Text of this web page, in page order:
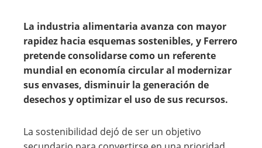
La industria alimentaria avanza con mayor
rapidez hacia esquemas sostenibles, y Ferrero
pretende consolidarse como un referente
mundial en economía circular al modernizar
sus envases, disminuir la generación de
desechos y optimizar el uso de sus recursos.
La sostenibilidad dejó de ser un objetivo